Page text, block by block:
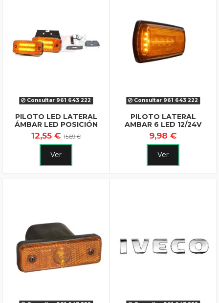
Consultar 961 643 222
PILOTO LED LATERAL
ÁMBAR LED POSICIÓN
12,55 € 15,69 €
Ver
Consultar 961 643 222
PILOTO LATERAL
AMBAR 6 LED 12/24V
9,98 €
Ver